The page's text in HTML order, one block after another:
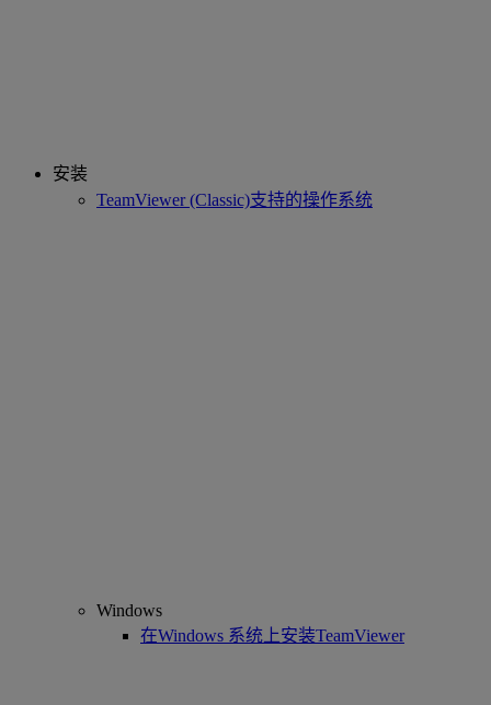
安装
TeamViewer (Classic)支持的操作系统
Windows
在Windows 系统上安装TeamViewer